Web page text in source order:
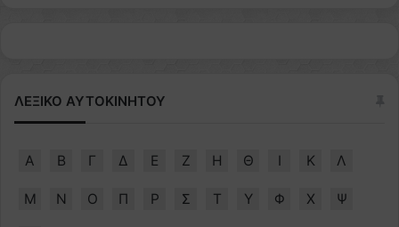
ΛΕΞΙΚΟ ΑΥΤΟΚΙΝΗΤΟΥ
Α Β Γ Δ Ε Ζ Η Θ Ι Κ Λ
Μ Ν Ο Π Ρ Σ Τ Υ Φ Χ Ψ